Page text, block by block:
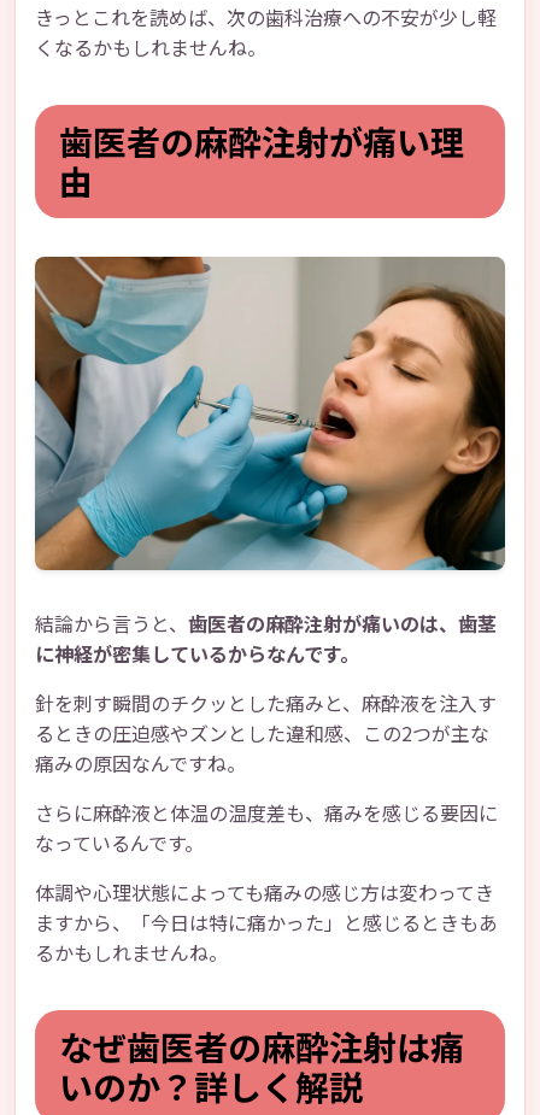
きっとこれを読めば、次の歯科治療への不安が少し軽
くなるかもしれませんね。
歯医者の麻酔注射が痛い理
由
結論から言うと、 歯医者の麻酔注射が痛いのは、歯茎
に神経が密集しているからなんです。
針を刺す瞬間のチクッとした痛みと、麻酔液を注入す
るときの圧迫感やズンとした違和感、この2つが主な
痛みの原因なんですね。
さらに麻酔液と体温の温度差も、痛みを感じる要因に
なっているんです。
体調や心理状態によっても痛みの感じ方は変わってき
ますから、「今日は特に痛かった」と感じるときもあ
るかもしれませんね。
なぜ歯医者の麻酔注射は痛
いのか？詳しく解説